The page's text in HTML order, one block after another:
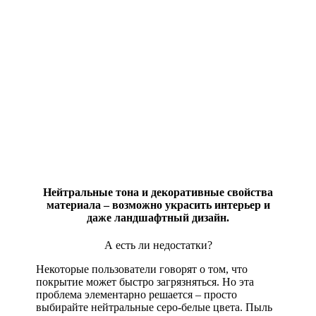
Нейтральные тона и декоративные свойства
материала – возможно украсить интерьер и
даже ландшафтный дизайн.
А есть ли недостатки?
Некоторые пользователи говорят о том, что
покрытие может быстро загрязняться. Но эта
проблема элементарно решается – просто
выбирайте нейтральные серо-белые цвета. Пыль